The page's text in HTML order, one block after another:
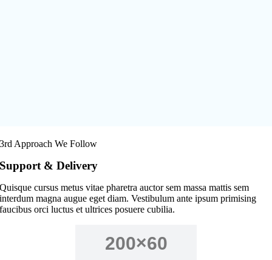
3rd Approach We Follow
Support & Delivery
Quisque cursus metus vitae pharetra auctor sem massa mattis sem
interdum magna augue eget diam. Vestibulum ante ipsum primising
faucibus orci luctus et ultrices posuere cubilia.